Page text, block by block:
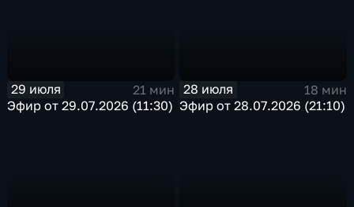
29 июля
21 мин
Эфир от 29.07.2026 (11:30)
28 июля
18 мин
Эфир от 28.07.2026 (21:10)